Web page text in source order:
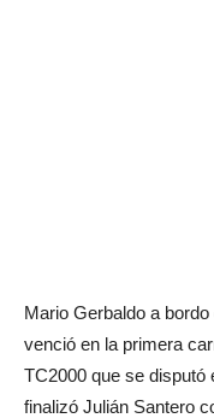
Mario Gerbaldo a
venció en la primera
TC2000 que se disputó
finalizó Julián Santero